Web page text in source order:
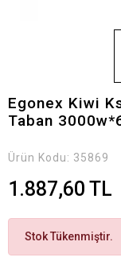
Egonex Kiwi
Taban
Ürün Kodu: 35869
1.887,60 TL
Stok Tükenmiştir.